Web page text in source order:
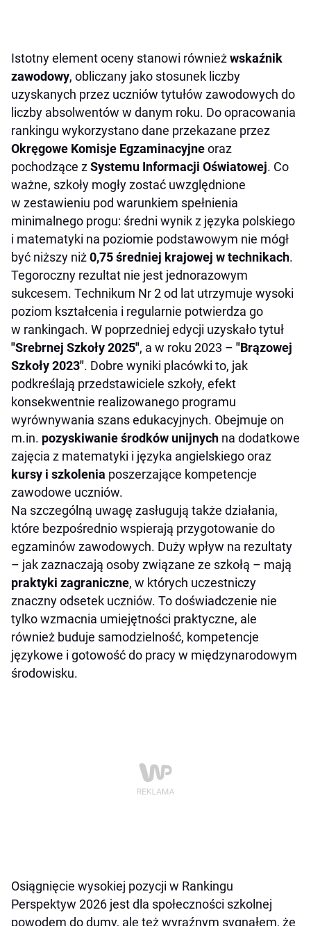
Istotny element oceny stanowi równieżwskaźnik
zawodowy, obliczany jako stosunek liczby
uzyskanych przez uczniów tytułów zawodowych do
liczby absolwentów w danym roku. Do opracowania
rankingu wykorzystano dane przekazane przez
Okręgowe Komisje Egzaminacyjneoraz
pochodzące zSystemu Informacji Oświatowej. Co
ważne, szkoły mogły zostać uwzględnione
w zestawieniu pod warunkiem spełnienia
minimalnego progu: średni wynik z języka polskiego
i matematyki na poziomie podstawowym nie mógł
być niższy niż0,75 średniej krajowej w technikach.
Tegoroczny rezultat nie jest jednorazowym
sukcesem. Technikum Nr 2 od lat utrzymuje wysoki
poziom kształcenia i regularnie potwierdza go
w rankingach. W poprzedniej edycji uzyskało tytuł
"Srebrnej Szkoły 2025", a w roku 2023 – "Brązowej
Szkoły 2023". Dobre wyniki placówki to, jak
podkreślają przedstawiciele szkoły, efekt
konsekwentnie realizowanego programu
wyrównywania szans edukacyjnych. Obejmuje on
m.in. pozyskiwanie środków unijnych na dodatkowe
zajęcia z matematyki i języka angielskiego oraz
kursy i szkolenia poszerzające kompetencje
zawodowe uczniów.
Na szczególną uwagę zasługują także działania,
które bezpośrednio wspierają przygotowanie do
egzaminów zawodowych. Duży wpływ na rezultaty
– jak zaznaczają osoby związane ze szkołą – mają
praktyki zagraniczne, w których uczestniczy
znaczny odsetek uczniów. To doświadczenie nie
tylko wzmacnia umiejętności praktyczne, ale
również buduje samodzielność, kompetencje
językowe i gotowość do pracy w międzynarodowym
środowisku.
Osiągnięcie wysokiej pozycji w Rankingu
Perspektyw 2026 jest dla społeczności szkolnej
powodem do dumy, ale też wyraźnym sygnałem, że